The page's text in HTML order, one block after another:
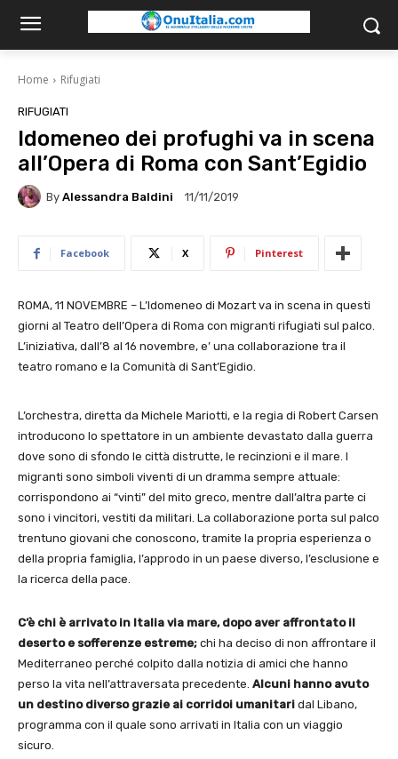
Home Rifugiati
RIFUGIATI
Idomeneo dei profughi va in scena
all’Opera di Roma con Sant’Egidio
By Alessandra Baldini 11/11/2019
Facebook X Pinterest
ROMA, 11 NOVEMBRE – L’Idomeneo di Mozart va in scena in questi
giorni al Teatro dell’Opera di Roma con migranti rifugiati sul palco.
L’iniziativa, dall’8 al 16 novembre, e’ una collaborazione tra il
teatro romano e la Comunità di Sant’Egidio.
L’orchestra, diretta da Michele Mariotti, e la regia di Robert Carsen
introducono lo spettatore in un ambiente devastato dalla guerra
dove sono di sfondo le città distrutte, le recinzioni e il mare. I
migranti sono simboli viventi di un dramma sempre attuale:
corrispondono ai “vinti” del mito greco, mentre dall’altra parte ci
sono i vincitori, vestiti da militari. La collaborazione porta sul palco
trentuno giovani che conoscono, tramite la propria esperienza o
della propria famiglia, l’approdo in un paese diverso, l’esclusione e
la ricerca della pace.
C’è chi è arrivato in Italia via mare, dopo aver affrontato il
deserto e sofferenze estreme; chi ha deciso di non affrontare il
Mediterraneo perché colpito dalla notizia di amici che hanno
perso la vita nell’attraversata precedente. Alcuni hanno avuto
un destino diverso grazie ai corridoi umanitari dal Libano,
programma con il quale sono arrivati in Italia con un viaggio
sicuro.